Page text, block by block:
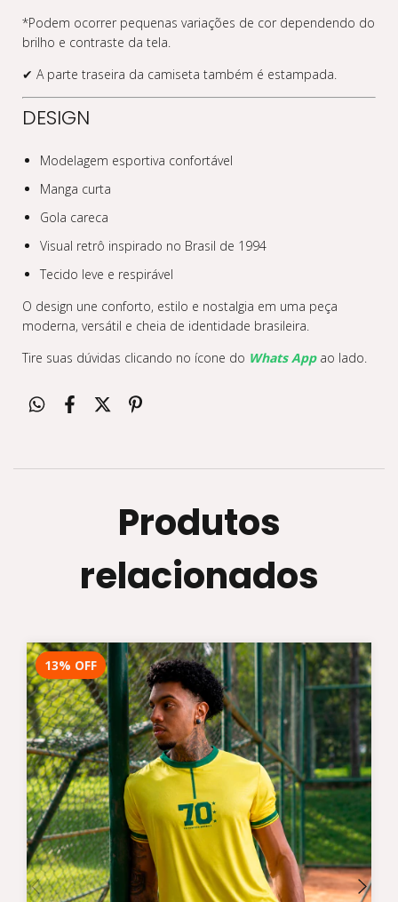
*Podem ocorrer pequenas variações de cor dependendo do
brilho e contraste da tela.
✔ A parte traseira da camiseta também é estampada.
DESIGN
Modelagem esportiva confortável
Manga curta
Gola careca
Visual retrô inspirado no Brasil de 1994
Tecido leve e respirável
O design une conforto, estilo e nostalgia em uma peça
moderna, versátil e cheia de identidade brasileira.
Tire suas dúvidas clicando no ícone do Whats Appao lado.
Produtos
relacionados
13% OFF